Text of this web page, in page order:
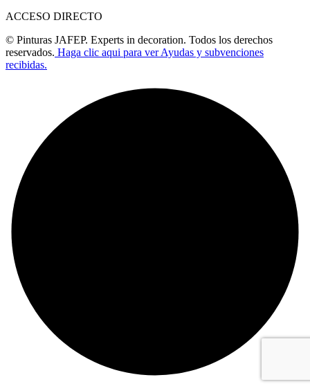
ACCESO DIRECTO
© Pinturas JAFEP. Experts in decoration. Todos los derechos
reservados. Haga clic aqui para ver Ayudas y subvenciones
recibidas.